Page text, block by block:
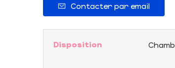
Contacter par email
Disposition